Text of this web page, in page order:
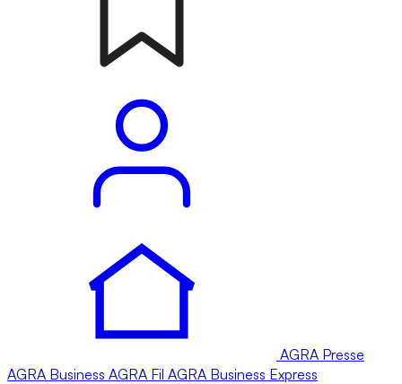
AGRA Presse
AGRA Business AGRA Fil AGRA Business Express